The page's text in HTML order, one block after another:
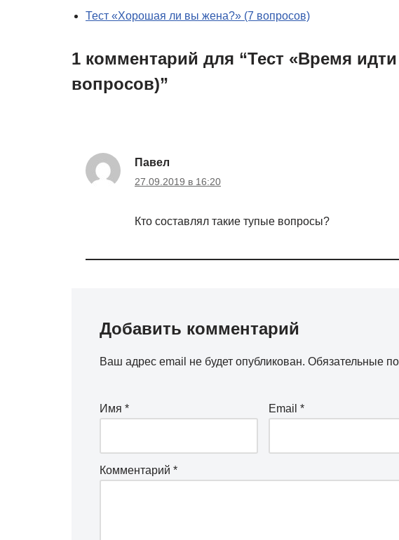
Тест «Хорошая ли вы жена?» (7 вопросов)
1 комментарий для “Тест «Время идти
вопросов)”
Павел
27.09.2019 в 16:20
Кто составлял такие тупые вопросы?
Добавить комментарий
Ваш адрес email не будет опубликован. Обязательные
Имя * Email*
Комментарий *